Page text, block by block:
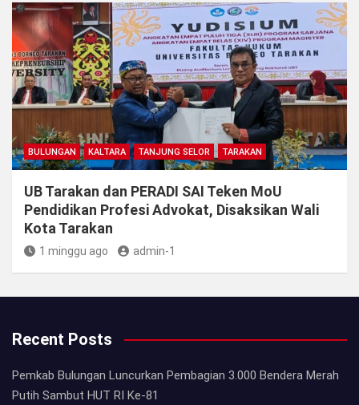
BULUNGAN KALTARA TANJUNG SELOR TARAKAN
UB Tarakan dan PERADI SAI Teken MoU
Pendidikan Profesi Advokat, Disaksikan Wali
Kota Tarakan
1 minggu ago admin-1
Recent Posts
Pemkab Bulungan Luncurkan Pembagian 3.000 Bendera Merah
Putih Sambut HUT RI Ke-81